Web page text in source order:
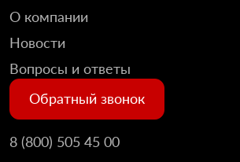
О компании
Новости
Вопросы и ответы
Обратный звонок
8 (800) 505 45 00